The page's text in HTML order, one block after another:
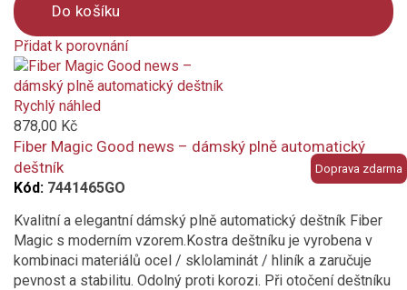
Do košíku
Přidat k porovnání
Product
is
added
to
compare
Doprava zdarma
Rychlý náhled
878,00 Kč
Fiber Magic Good news – dámský plně automatický
deštník
Kód: 7441465GO
Kvalitní a elegantní dámský plně automatický deštník Fiber
Magic s moderním vzorem.Kostra deštníku je vyrobena v
kombinaci materiálů ocel / sklolaminát / hliník a zaručuje
pevnost a stabilitu. Odolný proti korozi. Při otočení deštníku